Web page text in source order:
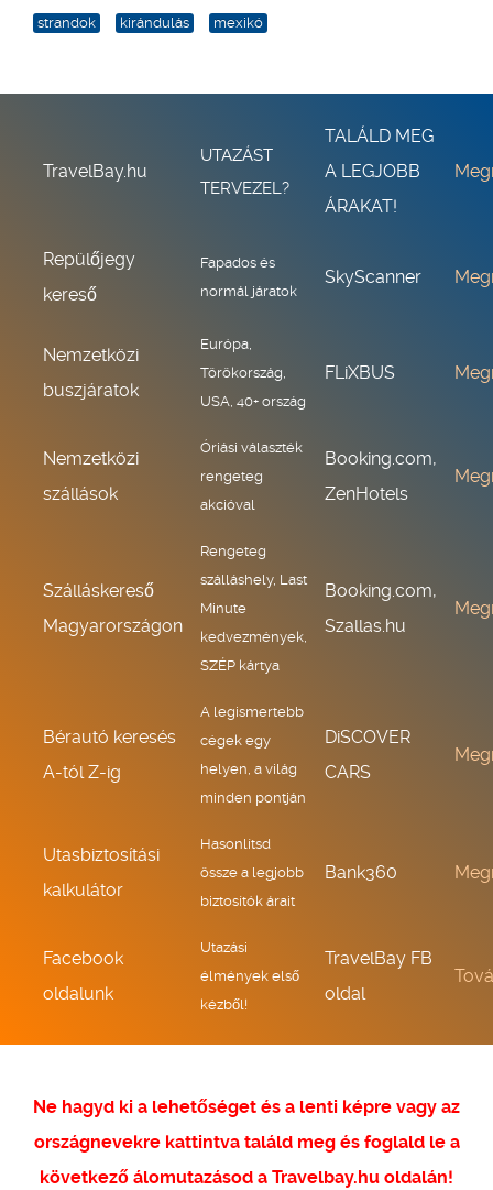
strandok kirándulás mexikó
TravelBay.hu
UTAZÁST
TERVEZEL?
TALÁLD MEG
A LEGJOBB
ÁRAKAT!
Repülőjegy
kereső
Fapados és
normál járatok
SkyScanner
Nemzetközi
buszjáratok
Európa,
Törökország,
USA, 40+ ország
FLiXBUS
Nemzetközi
szállások
Óriási választék
rengeteg
akcióval
Booking.com,
ZenHotels
Szálláskereső
Magyarországon
Rengeteg
szálláshely, Last
Minute
kedvezmények,
SZÉP kártya
Booking.com,
Szallas.hu
Bérautó keresés
A-tól Z-ig
A legismertebb
cégek egy
helyen, a világ
minden pontján
DiSCOVER
CARS
Utasbiztosítási
kalkulátor
Hasonlítsd
össze a legjobb
biztosítók árait
Bank360
Facebook
oldalunk
Utazási
élmények első
kézből!
TravelBay FB
oldal
Ne hagyd ki a lehetőséget és a lenti képre vagy az
országnevekre kattintva találd meg és foglald le a
következő álomutazásod a Travelbay.hu oldalán!